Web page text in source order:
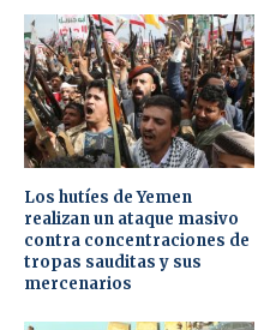
Los hutíes de Yemen
realizan un ataque masivo
contra concentraciones de
tropas sauditas y sus
mercenarios